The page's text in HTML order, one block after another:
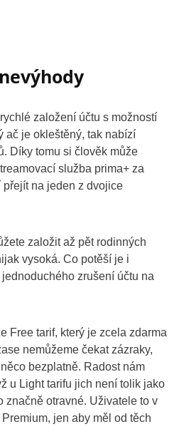
založení účtu s možností
ač je okleštěný, tak nabízí
Díky tomu si člověk může
služba prima+ za
na jeden z dvojice
založit až pět rodinných
vysoká. Co potěší je i
zrušení účtu na
Free tarif, který je zcela zdarma
nemůžeme čekat zázraky,
bezplatně. Radost nám
u Light tarifu jich není tolik jako
značně otravné. Uživatele to v
jen aby měl od těch